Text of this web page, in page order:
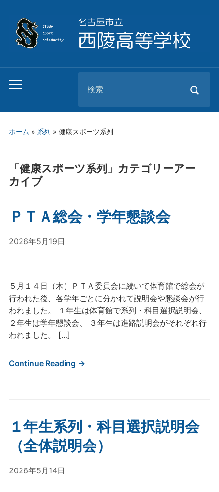
Toggle
menu
for:
ホーム » 系列 » 健康スポーツ系列
「 健康スポーツ系列 」カテゴリーアー
カイブ
ＰＴＡ総会・学年懇談会
2026年5月19日
５月１４日（木）ＰＴＡ委員会に続いて体育館で総会が
行われた後、各学年ごとに分かれて説明会や懇談会が行
われました。 １年生は体育館で系列・科目選択説明会、
２年生は学年懇談会、 ３年生は進路説明会がそれぞれ行
われました。 […]
Continue Reading →
１年生系列・科目選択説明会
（全体説明会）
2026年5月14日